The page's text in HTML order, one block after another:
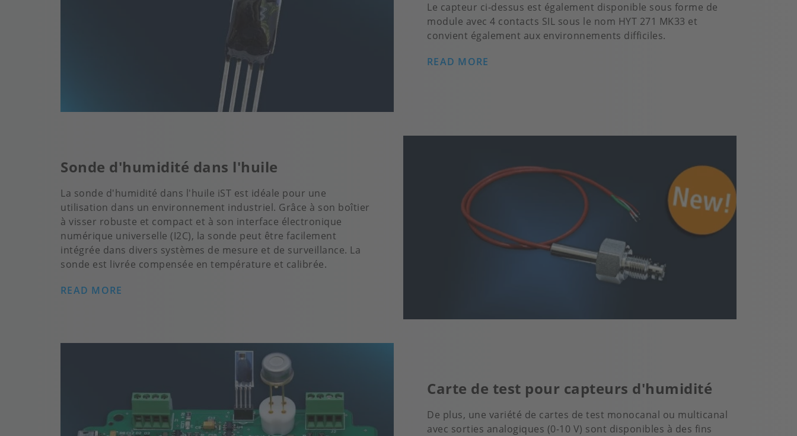
Le capteur ci-dessus est également disponible sous forme de
module avec 4 contacts SIL sous le nom HYT 271 MK33 et
convient également aux environnements difficiles.
READ MORE
Sonde d'humidité dans l'huile
La sonde d'humidité dans l'huile iST est idéale pour une
utilisation dans un environnement industriel. Grâce à son boîtier
à visser robuste et compact et à son interface électronique
numérique universelle (I2C), la sonde peut être facilement
intégrée dans divers systèmes de mesure et de surveillance. La
sonde est livrée compensée en température et calibrée.
READ MORE
Carte de test pour capteurs d'humidité
De plus, une variété de cartes de test monocanal ou multicanal
avec sorties analogiques (0-10 V) sont disponibles à des fins